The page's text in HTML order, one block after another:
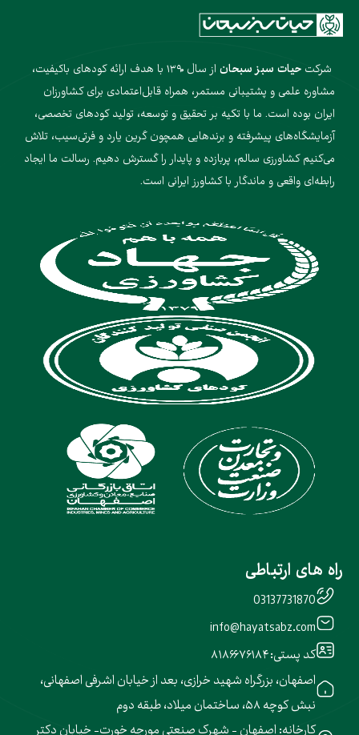
شرکت حیات سبز سبحان
از سال ۱۳۹۰ با هدف ارائه کودهای باکیفیت،
مشاوره علمی و پشتیبانی مستمر، همراه قابل‌اعتمادی برای کشاورزان
ایران بوده است. ما با تکیه بر تحقیق و توسعه، تولید کودهای تخصصی،
آزمایشگاه‌های پیشرفته و برندهایی همچون گرین یارد و فرتی‌سیب، تلاش
می‌کنیم کشاورزی سالم، پربازده و پایدار را گسترش دهیم. رسالت ما ایجاد
رابطه‌ای واقعی و ماندگار با کشاورز ایرانی است.
راه های ارتباطی
03137731870
info@hayatsabz.com
کد پستی: ۸۱۸۶۶۷۶۱۸۴
اصفهان، بزرگراه شهید خرازی، بعد از خیابان اشرفی اصفهانی،
نبش کوچه ۵۸، ساختمان میلاد، طبقه دوم
کارخانه: اصفهان - شهرک صنعتی مورچه خورت- خیابان دکتر